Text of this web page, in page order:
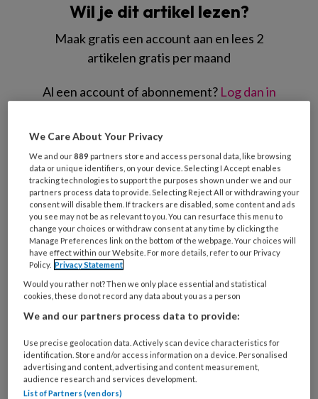
Wil je dit artikel lezen?
Maak gratis een account aan en lees 2
artikelen gratis per maand
Al een account of abonnement? Log dan in
Wat
is
je
e-
mailadres?
* *
Kies
je
wachtwoord* *
Kies
je
functie *
Bij
welke
organisatie
werk
je?
Untitled
Ontvang 2x per week de
KinderopvangTotaal nieuwsbrief
We Care About Your Privacy
We and our889 partners store and access personal data, like browsing
data or unique identifiers, on your device. Selecting I Accept enables
tracking technologies to support the purposes shown under we and our
partners process data to provide. Selecting Reject All or withdrawing your
consent will disable them. If trackers are disabled, some content and ads
you see may not be as relevant to you. You can resurface this menu to
change your choices or withdraw consent at any time by clicking the
Manage Preferences link on the bottom of the webpage. Your choices will
have effect within our Website. For more details, refer to our Privacy
Policy. Privacy Statement
Would you rather not? Then we only place essential and statistical
cookies, these do not record any data about you as a person
We and our partners process data to provide:
Use precise geolocation data. Actively scan device characteristics for
identification. Store and/or access information on a device. Personalised
advertising and content, advertising and content measurement,
audience research and services development.
List of Partners (vendors)